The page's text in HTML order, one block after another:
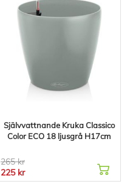
Självvattnande Kruka Classico
Color ECO 18 ljusgrå H17cm
265 kr
225 kr